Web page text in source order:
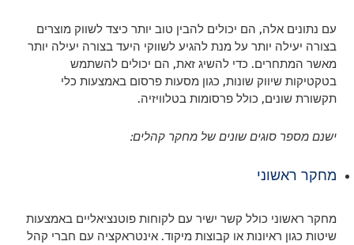
עם נתונים אלה, הם יכולים להבין טוב יותר כיצד לשווק מוצרים
בצורה יעילה יותר על מנת להגיע לשווקי היעד בצורה יעילה יותר
מאשר המתחרים. כדי להשיג זאת, הם יכולים להשתמש
בטקטיקות שיווק שונות, כגון מסעות פרסום באמצעות כלי
תקשורת שונים, כולל פרסומות בטלוויזיה.
ישנם מספר סוגים שונים של מחקר קהלים:
מחקר ראשוני
מחקר ראשוני כולל קשר ישיר עם לקוחות פוטנציאליים באמצעות
שיטות כגון ראיונות או קבוצות מיקוד. אינטראקציה עם חברי קהל